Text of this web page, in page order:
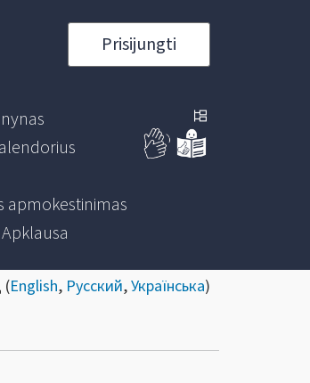
Prisijungti
apmokestinimas
(English, Русский,Українська)